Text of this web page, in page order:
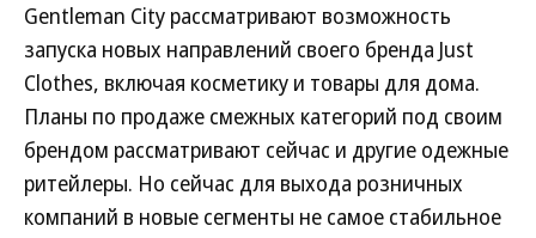
Gentleman City рассматривают возможность
запуска новых направлений своего бренда Just
Clothes, включая косметику и товары для дома.
Планы по продаже смежных категорий под своим
брендом рассматривают сейчас и другие одежные
ритейлеры. Но сейчас для выхода розничных
компаний в новые сегменты не самое стабильное